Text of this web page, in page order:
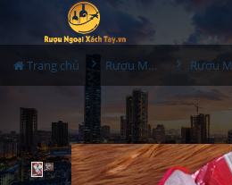
Trang chủ Rượu Macallan